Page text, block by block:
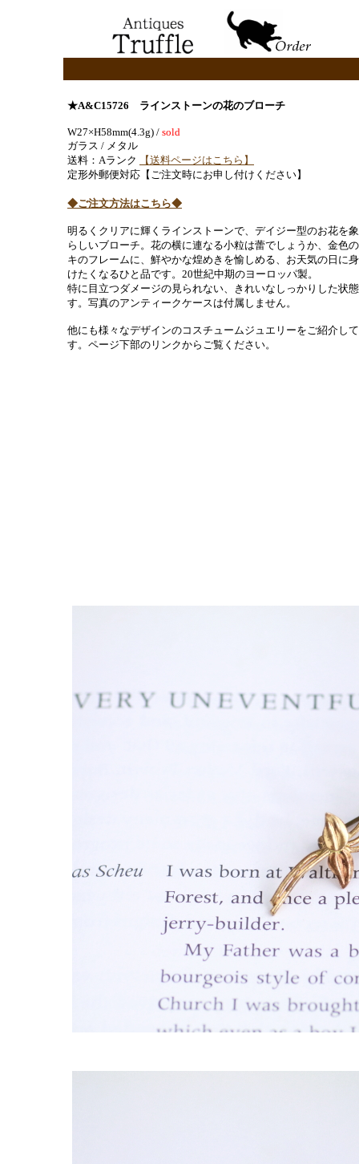
★A&C15726 ラインストーンの花のブローチ
W27×H58mm(4.3g) / sold
ガラス / メタル
送料：Aランク
【送料ページはこちら】
定形外郵便対応【ご注文時にお申し付けください】
◆ご注文方法はこちら◆
明るくクリアに輝くラインストーンで、デイジー型のお花を
らしいブローチ。花の横に連なる小粒は蕾でしょうか、金色
キのフレームに、鮮やかな煌めきを愉しめる、お天気の日に
けたくなるひと品です。20世紀中期のヨーロッパ製。
特に目立つダメージの見られない、きれいなしっかりした状
す。写真のアンティークケースは付属しません。
他にも様々なデザインのコスチュームジュエリーをご紹介し
す。ページ下部のリンクからご覧ください。